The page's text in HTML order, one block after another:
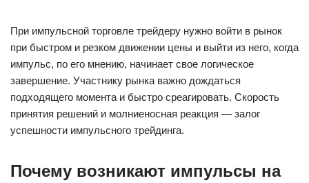
При импульсной торговле трейдеру нужно войти в рынок
при быстром и резком движении цены и выйти из него, когда
импульс, по его мнению, начинает свое логическое
завершение. Участнику рынка важно дождаться
подходящего момента и быстро среагировать. Скорость
принятия решений и молниеносная реакция — залог
успешности импульсного трейдинга.
Почему возникают импульсы на